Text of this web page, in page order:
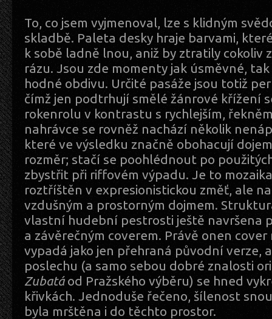
To, co jsem vyjmenoval, lze s klidným
skladbě. Paleta desky hraje barvami,
k sobě ladně lnou, aniž by ztratily cokoliv
rázu. Jsou zde momenty jak úsměvné,
hodné obdivu. Určité pasáže jsou totiž
čímž jen podtrhují smělé žánrové křížení
rokenrolu v kontrastu s rychlejším,
nahrávce se rovněž nachází několik
které ve výsledku značně obohacují
rozměr; stačí se poohlédnout po
zbystřit při riffovém výpadu. Je to
roztříštěn v expresionistickou změť, ale
vzdušným a prostorným dojmem.
vlastní hudební pestrosti ještě navršena
a závěrečným coverem. Právě onen
vypadá jako jen přehraná původní verze,
poslechu (a samo sebou dobré znalosti
Zubatáod Pražského výběru) se hned
křivkách. Jednoduše řečeno, šílenost
byla mrštěna i do těchto prostor.